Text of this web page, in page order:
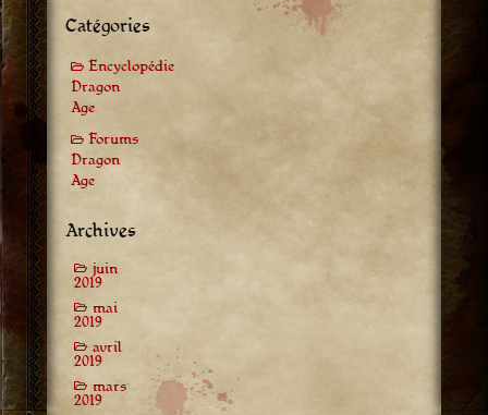
Catégories
Encyclopédie
Dragon
Age
Forums
Dragon
Age
Archives
juin
2019
mai
2019
avril
2019
mars
2019